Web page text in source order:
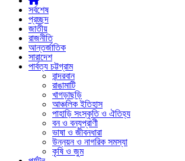
সর্বশেষ
প্রচ্ছদ
জাতীয়
রাজনীতি
আন্তর্জাতিক
সারাদেশ
পার্বত্য চট্টগ্রাম
বান্দরবান
রাঙামাটি
খাগড়াছড়ি
আঞ্চলিক ইতিহাস
পাহাড়ি সংস্কৃতি ও ঐতিহ্য
বন ও বন্যপ্রাণী
ভাষা ও জীবনধারা
উন্নয়ন ও নাগরিক সমস্যা
কৃষি ও জুম